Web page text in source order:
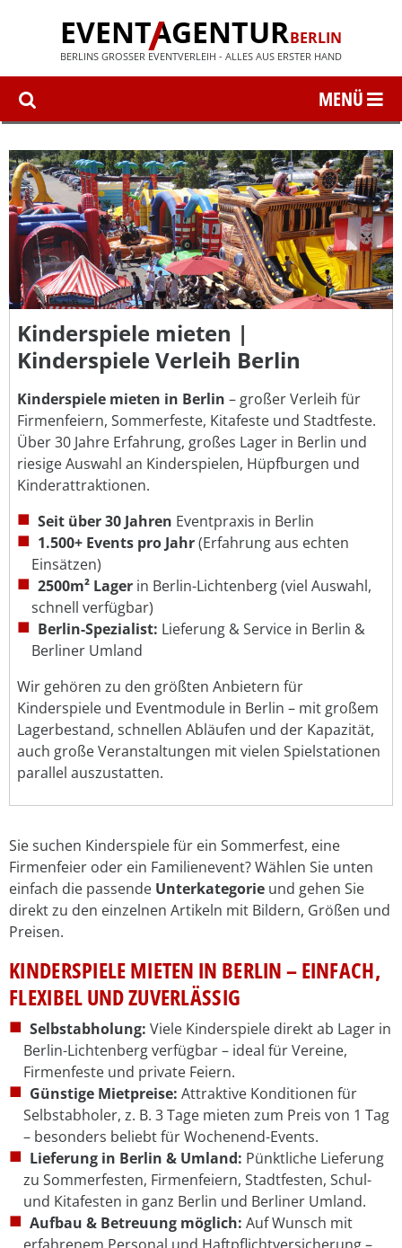
EVENTAGENTURBERLIN
BERLINS GROSSER EVENTVERLEIH - ALLES AUS ERSTER HAND
Kinderspiele mieten |
Kinderspiele Verleih Berlin
Kinderspiele mieten in Berlin – großer Verleih für
Firmenfeiern, Sommerfeste, Kitafeste und Stadtfeste.
Über 30 Jahre Erfahrung, großes Lager in Berlin und
riesige Auswahl an Kinderspielen, Hüpfburgen und
Kinderattraktionen.
Seit über 30 Jahren Eventpraxis in Berlin
1.500+ Events pro Jahr(Erfahrung aus echten
Einsätzen)
2500m² Lager in Berlin-Lichtenberg (viel Auswahl,
schnell verfügbar)
Berlin-Spezialist: Lieferung & Service in Berlin &
Berliner Umland
Wir gehören zu den größten Anbietern für
Kinderspiele und Eventmodule in Berlin – mit großem
Lagerbestand, schnellen Abläufen und der Kapazität,
auch große Veranstaltungen mit vielen Spielstationen
parallel auszustatten.
Sie suchen Kinderspiele für ein Sommerfest, eine
Firmenfeier oder ein Familienevent? Wählen Sie unten
einfach die passende Unterkategorie und gehen Sie
direkt zu den einzelnen Artikeln mit Bildern, Größen und
Preisen.
KINDERSPIELE MIETEN IN BERLIN – EINFACH,
FLEXIBEL UND ZUVERLÄSSIG
Selbstabholung: Viele Kinderspiele direkt ab Lager in
Berlin-Lichtenberg verfügbar – ideal für Vereine,
Firmenfeste und private Feiern.
Günstige Mietpreise: Attraktive Konditionen für
Selbstabholer, z. B. 3 Tage mieten zum Preis von 1 Tag
– besonders beliebt für Wochenend-Events.
Lieferung in Berlin & Umland: Pünktliche Lieferung
zu Sommerfesten, Firmenfeiern, Stadtfesten, Schul-
und Kitafesten in ganz Berlin und Berliner Umland.
Aufbau & Betreuung möglich: Auf Wunsch mit